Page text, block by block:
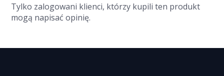
Tylko zalogowani klienci, którzy kupili ten produkt
mogą napisać opinię.